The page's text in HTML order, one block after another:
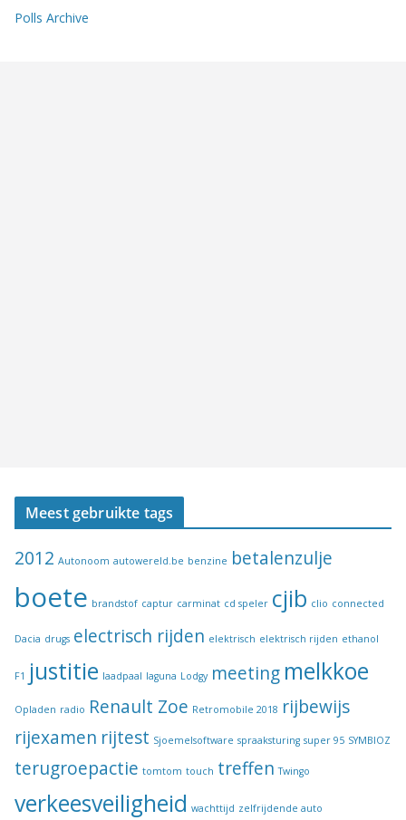
Polls Archive
Meest gebruikte tags
2012 Autonoom autowereld.be benzine betalenzulje
boete brandstof captur carminat cd speler cjib clio connected
Dacia drugs electrisch rijden elektrisch elektrisch rijden ethanol
F1 justitie laadpaal laguna Lodgy meeting melkkoe
Opladen radio Renault Zoe Retromobile 2018 rijbewijs
rijexamen rijtest Sjoemelsoftware spraaksturing super 95 SYMBIOZ
terugroepactie tomtom touch treffen Twingo
verkeesveiligheid wachttijd zelfrijdende auto